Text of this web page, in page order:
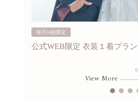
毎月50組限定
公式WEB限定 衣装１着プラン
(
View More